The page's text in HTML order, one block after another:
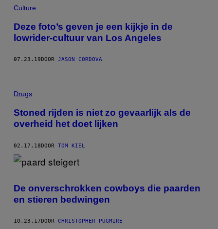
Culture
Deze foto’s geven je een kijkje in de
lowrider-cultuur van Los Angeles
07.23.19 DOOR JASON CORDOVA
Drugs
Stoned rijden is niet zo gevaarlijk als de
overheid het doet lijken
02.17.18DOOR TOM KIEL
De onverschrokken cowboys die paarden
en stieren bedwingen
10.23.17 DOOR CHRISTOPHER PUGMIRE